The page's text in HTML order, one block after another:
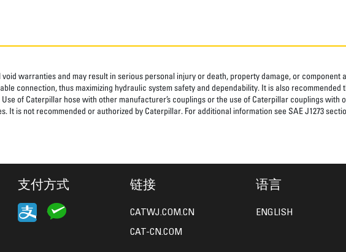
warranties and may result in serious personal injury or death, property damage, or component
connection, thus maximizing hydraulic system safety and dependability. It is also
of Caterpillar hose with other manufacturer’s couplings or the use of Caterpillar couplings with
is not recommended or authorized by Caterpillar. For additional information see SAE J1273
支付方式 链接
CATWJ.COM.CN
CAT-CN.COM
语言
ENGLISH